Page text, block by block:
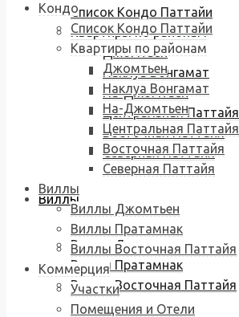
Список Кондо Паттайи
Квартиры по районам
Джомтьен
Наклуа Вонгамат
На-Джомтьен
Центральная Паттайя
Восточная Паттайя
Северная Паттайя
Виллы
Виллы Джомтьен
Виллы Пратамнак
Виллы Восточная Паттайя
Кондо
Список Кондо Паттайи
Квартиры по районам
Джомтьен
Наклуа Вонгамат
На-Джомтьен
Центральная Паттайя
Восточная Паттайя
Северная Паттайя
Виллы
Виллы Джомтьен
Виллы Пратамнак
Виллы Восточная Паттайя
Коммерция
Участки
Помещения и Отели